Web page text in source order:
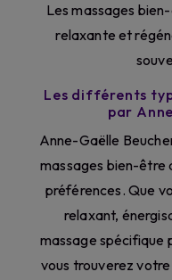
Les massages
relaxante et
Les différents
par
Anne-Gaëlle
massages bien-être
préférences. Que
relaxant,
massage spécifique
vous trouverez